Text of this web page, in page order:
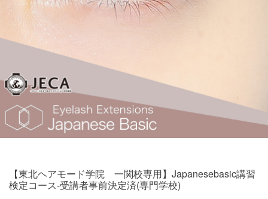
【東北ヘアモード学院 一関校専用】Japanesebasic講習
検定コース-受講者事前決定済(専門学校)